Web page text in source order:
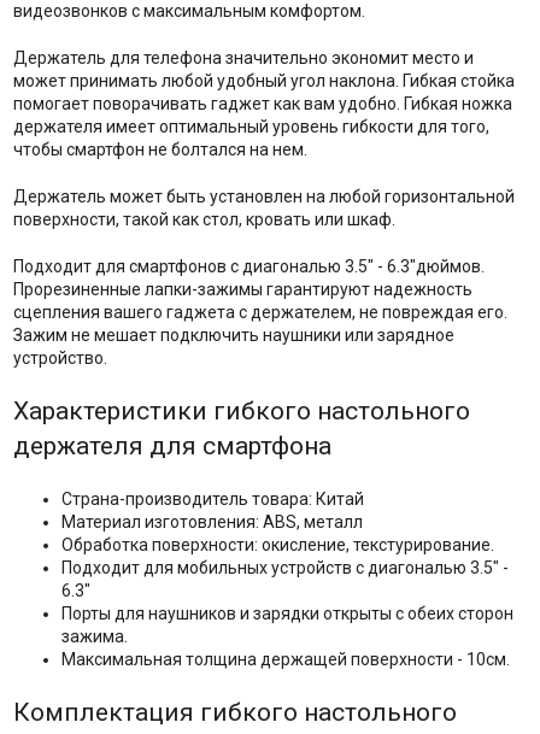
видеозвонков с максимальным комфортом.
Держатель для телефона значительно экономит место и
может принимать любой удобный угол наклона. Гибкая стойка
помогает поворачивать гаджет как вам удобно. Гибкая ножка
держателя имеет оптимальный уровень гибкости для того,
чтобы смартфон не болтался на нем.
Держатель может быть установлен на любой горизонтальной
поверхности, такой как стол, кровать или шкаф.
Подходит для смартфонов с диагональю 3.5" - 6.3"дюймов.
Прорезиненные лапки-зажимы гарантируют надежность
сцепления вашего гаджета с держателем, не повреждая его.
Зажим не мешает подключить наушники или зарядное
устройство.
Характеристики гибкого настольного
держателя для смартфона
Страна-производитель товара: Китай
Материал изготовления: ABS, металл
Обработка поверхности: окисление, текстурирование.
Подходит для мобильных устройств с диагональю 3.5" -
6.3"
Порты для наушников и зарядки открыты с обеих сторон
зажима.
Максимальная толщина держащей поверхности - 10см.
Комплектация гибкого настольного